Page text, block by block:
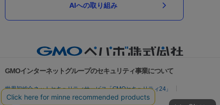
AIへの取り組み
GMOインターネットグループのセキュリティ事業について
世界初総合ネットセキュリティサービス「GMOセキュリティ24」
パスワード漏洩診断
Webサイトリスク診断